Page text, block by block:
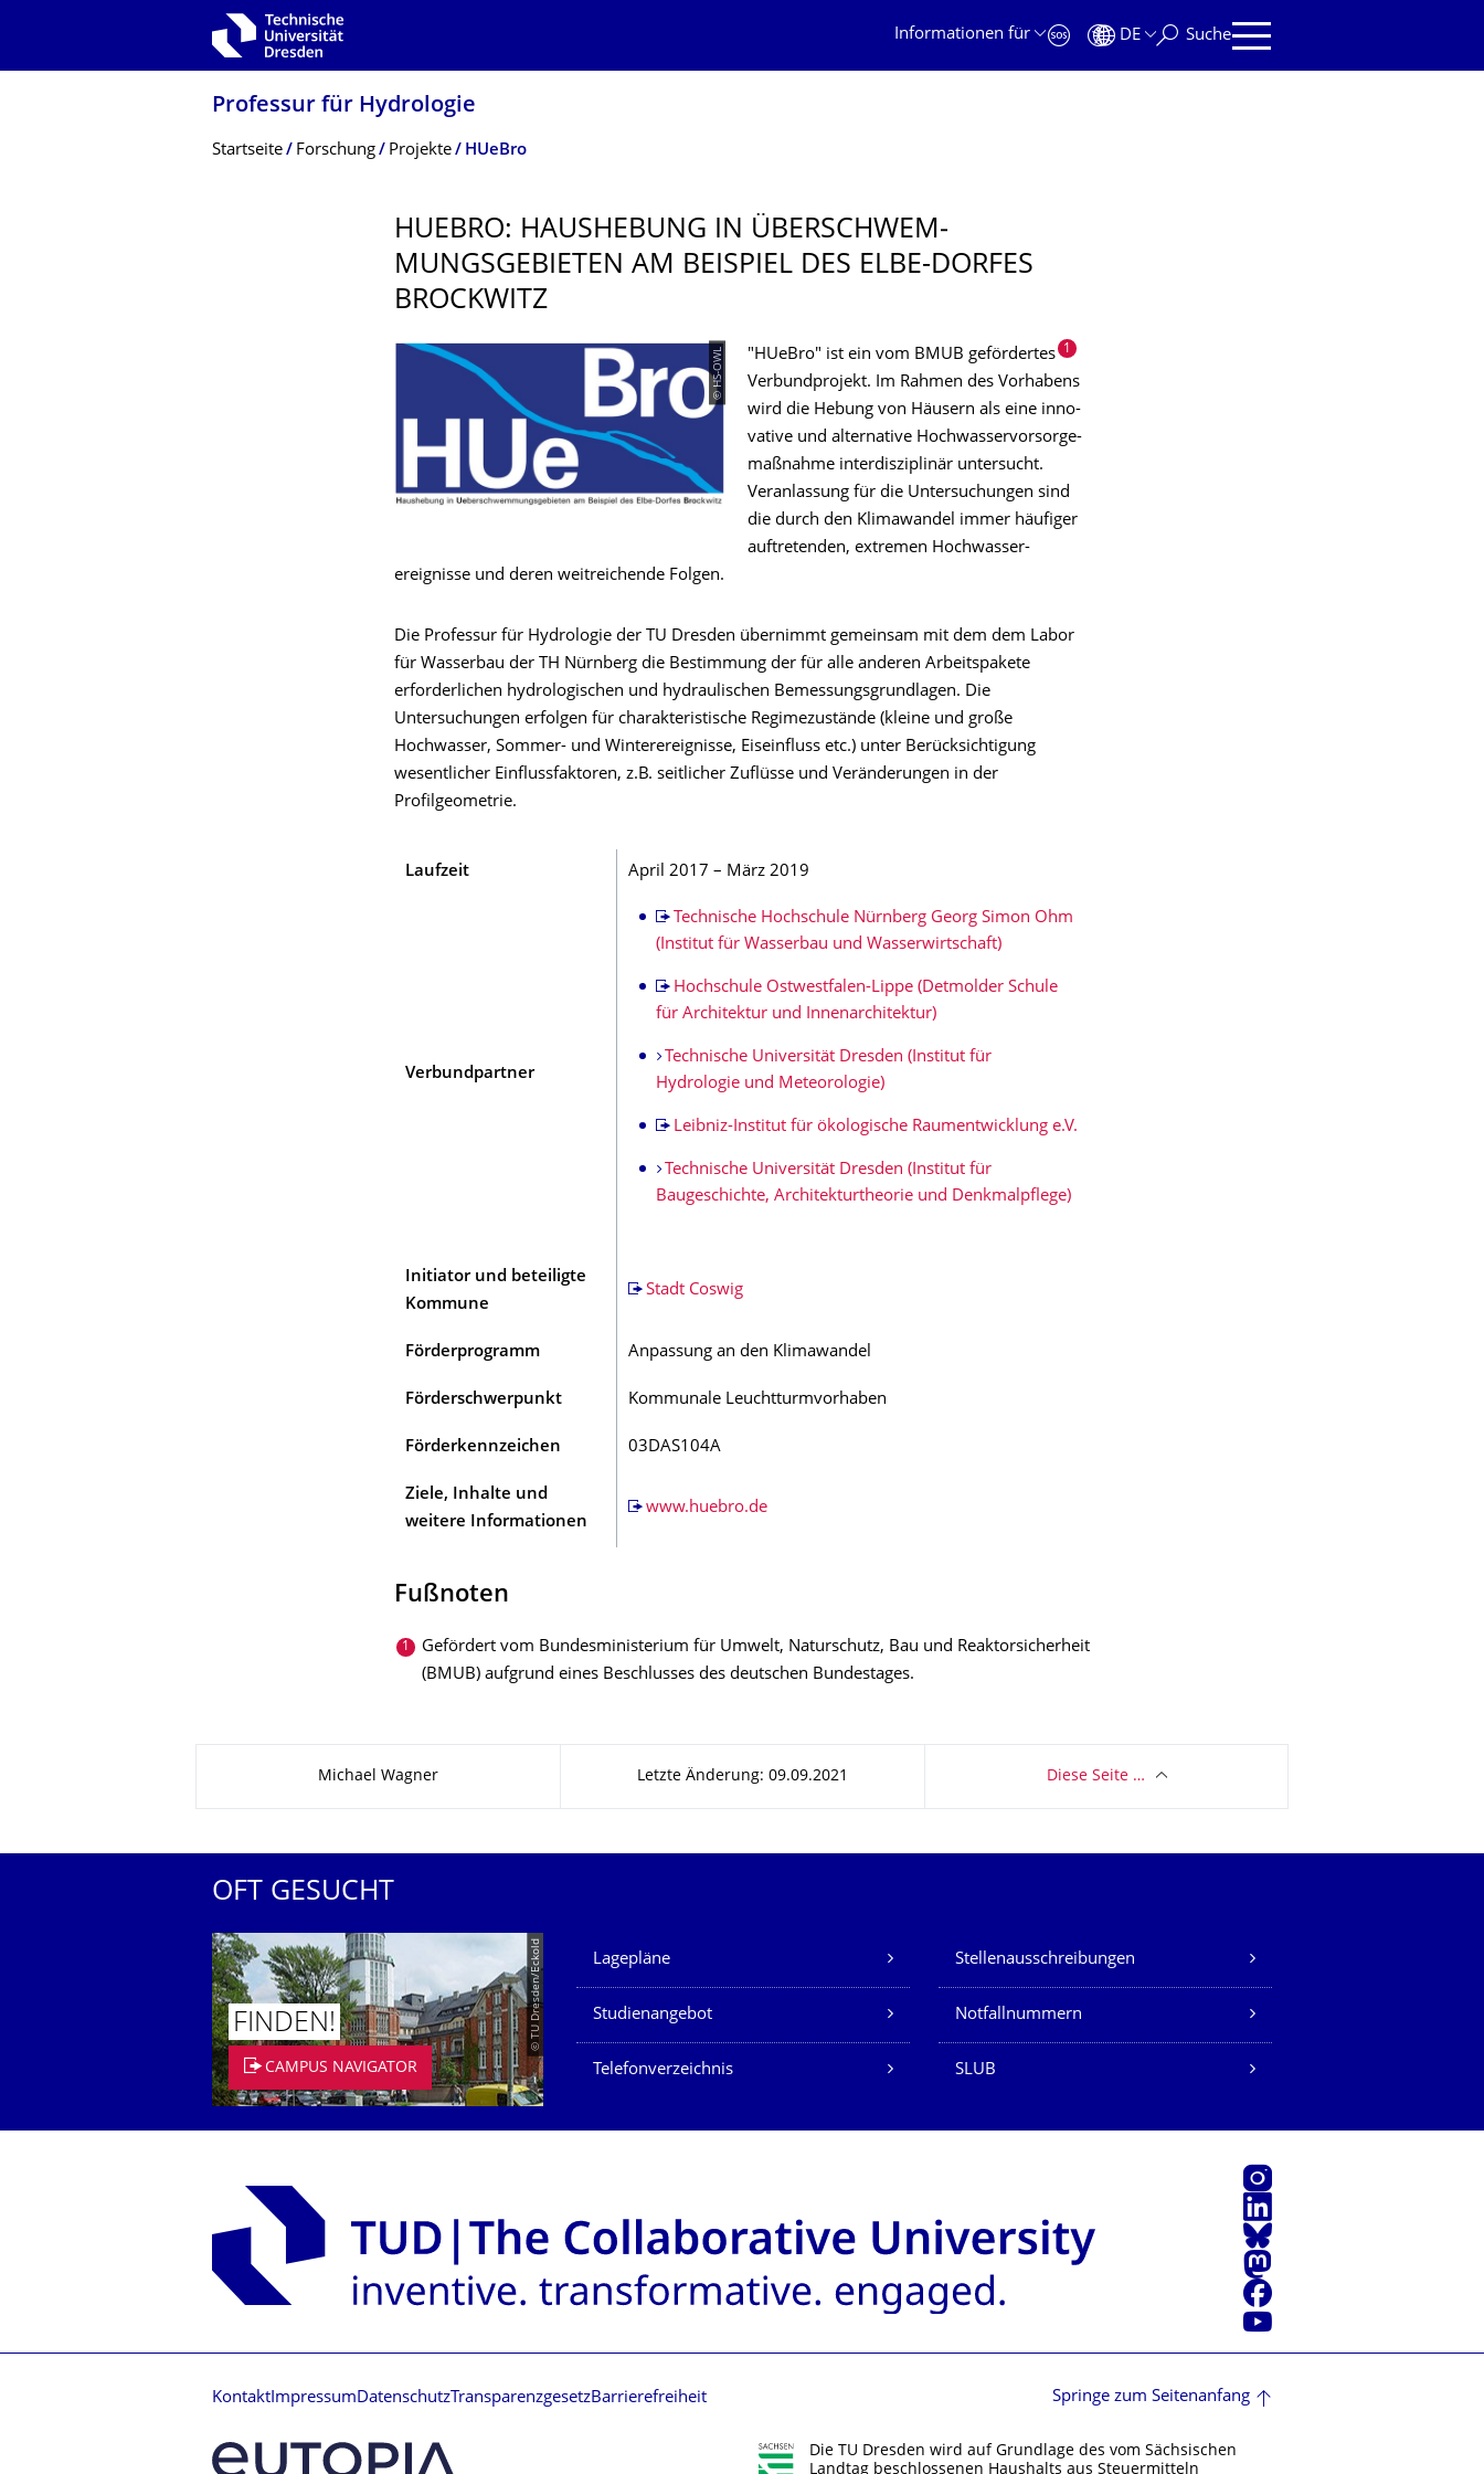
Zur Hauptnavigation springen
Informationen für
DE Suche
Professur für Hydrologie
Breadcrumb-Menü
Startseite Forschung Projekte HUeBro
HUEBRO: HAUSHEBUNG IN ÜBERSCHWEM­
MUNGSGEBIETEN AM BEISPIEL DES ELBE-DORFES
BROCKWITZ
© HS-OWL "HUeBro" ist ein vom BMUB gefördertes 1
Verbundprojekt. Im Rahmen des Vorhabens
wird die Hebung von Häusern als eine inno-
vative und alternative Hochwasservorsorge-
maßnahme interdisziplinär untersucht.
Veranlassung für die Untersuchungen sind
die durch den Klimawandel immer häufiger
auftretenden, extremen Hochwasser-
ereignisse und deren weitreichende Folgen.
Die Professur für Hydrologie der TU Dresden übernimmt gemeinsam mit dem dem Labor
für Wasserbau der TH Nürnberg die Bestimmung der für alle anderen Arbeitspakete
erforderlichen hydrologischen und hydraulischen Bemessungsgrundlagen. Die
Untersuchungen erfolgen für charakteristische Regimezustände (kleine und große
Hochwasser, Sommer- und Winterereignisse, Eiseinfluss etc.) unter Berücksichtigung
wesentlicher Einflussfaktoren, z.B. seitlicher Zuflüsse und Veränderungen in der
Profilgeometrie.
Laufzeit April 2017 – März 2019
Verbundpartner
Technische Hochschule Nürnberg Georg Simon Ohm
(Institut für Wasserbau und Wasserwirtschaft)
Hochschule Ostwestfalen-Lippe (Detmolder Schule
für Architektur und Innenarchitektur)
Technische Universität Dresden (Institut für
Hydrologie und Meteorologie)
Leibniz-Institut für ökologische Raument­wicklung e.V.
Technische Universität Dresden (Institut für
Baugeschichte, Architekturtheorie und Denkmalpflege)
Initiator und beteiligte
Kommune
Stadt Coswig
Förderprogramm Anpassung an den Klimawandel
Förderschwerpunkt Kommunale Leuchtturmvorhaben
Förderkennzeichen 03DAS104A
Ziele, Inhalte und
weitere Informationen
www.huebro.de
Fußnoten
Gefördert vom Bundesministerium für Umwelt, Naturschutz, Bau und Reaktorsicherheit
(BMUB) aufgrund eines Beschlusses des deutschen Bundestages.
Michael Wagner Letzte Änderung: 09.09.2021 Diese Seite …
OFT GESUCHT
© TU Dresden/Eckold
FINDEN!
CAMPUS NAVIGATOR
Unsere Dienste
Lagepläne Stellenausschreibungen
Studienangebot Notfallnummern
Telefonverzeichnis SLUB
Instagram
LinkedIn
Bluesky
Mastodon
Facebook
Youtube
Kontakt Impressum DatenschutzTransparenzgesetzBarrierefreiheit Springe zum Seitenanfang
Die TU Dresden wird auf Grundlage des vom Sächsischen
Landtag beschlossenen Haushalts aus Steuermitteln